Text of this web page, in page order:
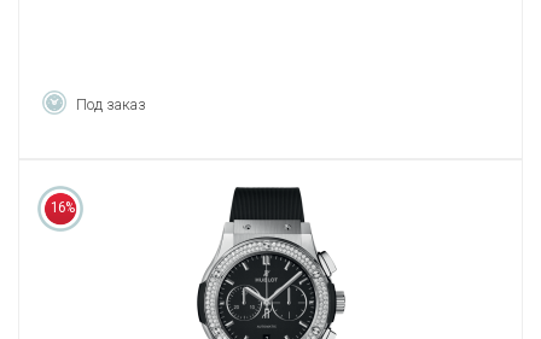
Под заказ
16%